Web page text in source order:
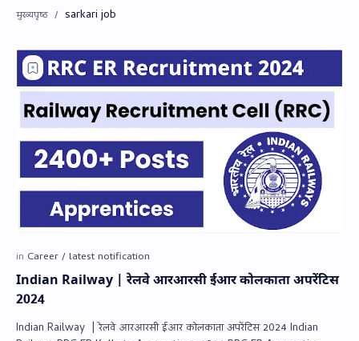
sarkari job
Indian Railway | रेलवे आरआरसी ईआर कोलकाता अपरेंटिस
2024
Indian Railway | रेलवे आरआरसी ईआर कोलकाता अपरेंटिस 2024 Indian